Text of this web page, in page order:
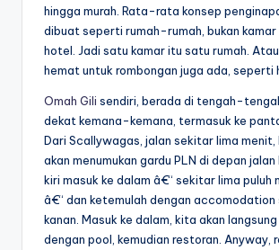
hingga murah. Rata-rata konsep
dibuat seperti rumah-rumah, bukan kamar
hotel. Jadi satu kamar itu satu rumah.
hemat untuk rombongan juga ada, seperti
Omah Gili sendiri, berada di tengah-
dekat kemana-kemana, termasuk ke
Dari Scallywagas, jalan sekitar lima menit,
akan menumukan gardu PLN di depan
kiri masuk ke dalam â€“ sekitar lima puluh
â€“ dan ketemulah dengan accomodation
kanan. Masuk ke dalam, kita akan
dengan pool, kemudian restoran.